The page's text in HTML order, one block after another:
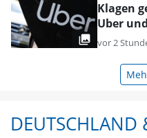
Klagen
Uber
vor 2
DEUTSCHLAND